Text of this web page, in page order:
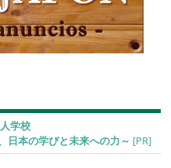
学校
日本の学びと未来への力～ [PR]